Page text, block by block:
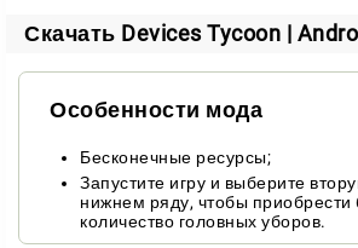
Настройка характеристик
При сборке устройства вы
ключевые параметры:
размер и цвет корпуса;
особенности экрана;
мощность процессора;
Скачать Devices Tycoon |
Особенности мода
Бесконечные ресурсы;
Запустите игру и выберите
нижнем ряду, чтобы
количество головных уборов.